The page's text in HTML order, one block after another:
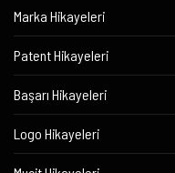
Marka Hikayeleri
Patent Hikayeleri
Başarı Hikayeleri
Logo Hikayeleri